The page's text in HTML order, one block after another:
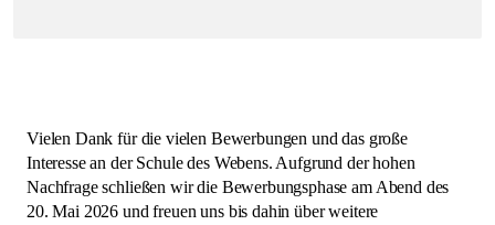
Vielen Dank für die vielen Bewerbungen und das große
Interesse an der Schule des Webens. Aufgrund der hohen
Nachfrage schließen wir die Bewerbungsphase am Abend des
20. Mai 2026 und freuen uns bis dahin über weitere